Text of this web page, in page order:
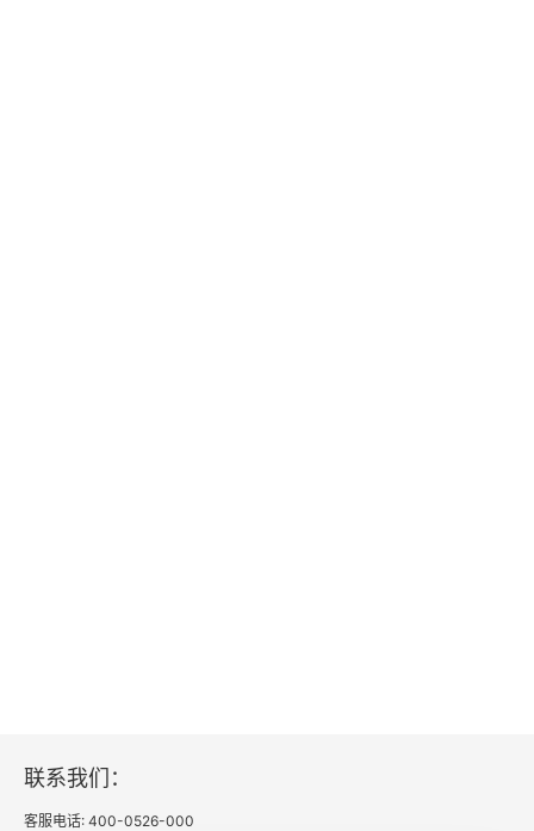
联系我们：
客服电话: 400-0526-000